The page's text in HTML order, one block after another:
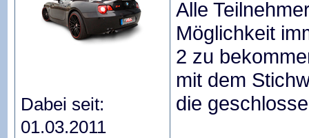
Dabei seit:
01.03.2011
Alle
Möglichkeit
2 zu
mit dem
die